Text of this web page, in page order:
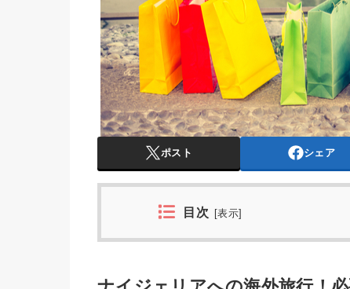
ポスト シェア
目次 [表示